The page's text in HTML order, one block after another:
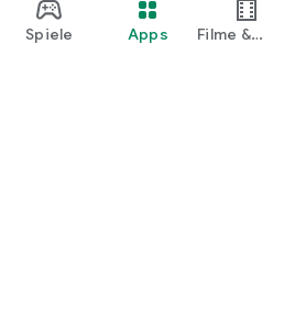
Spiele Apps
Filme &